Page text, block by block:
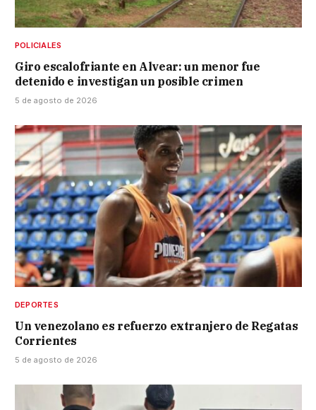
POLICIALES
Giro escalofriante en Alvear: un menor fue
detenido e investigan un posible crimen
5 de agosto de 2026
DEPORTES
Un venezolano es refuerzo extranjero de Regatas
Corrientes
5 de agosto de 2026